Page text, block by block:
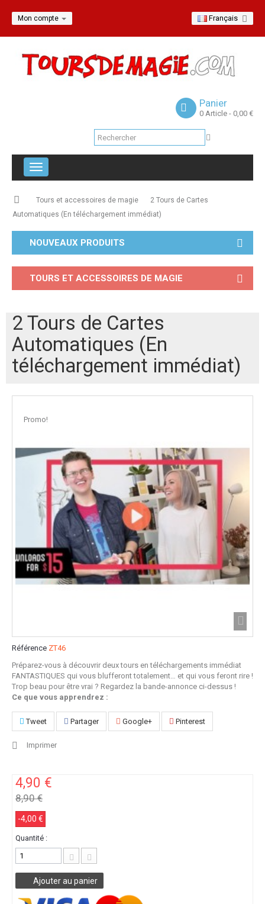
Mon compte Français
Panier
0 Article - 0,00 €
Navigation
bascule
Tours et accessoires de magie
2 Tours de Cartes
Automatiques (En téléchargement immédiat)
NOUVEAUX PRODUITS
TOURS ET ACCESSOIRES DE MAGIE
2 Tours de Cartes
Automatiques (En
téléchargement immédiat)
Promo!
Référence ZT46
Préparez-vous à découvrir deux tours en téléchargements immédiat
FANTASTIQUES qui vous blufferont totalement… et qui vous feront rire !
Trop beau pour être vrai ? Regardez la bande-annonce ci-dessus !
Ce que vous apprendrez :
Tweet Partager Google+ Pinterest
Imprimer
4,90 €
8,90 €
-4,00 €
Quantité :
Ajouter au panier